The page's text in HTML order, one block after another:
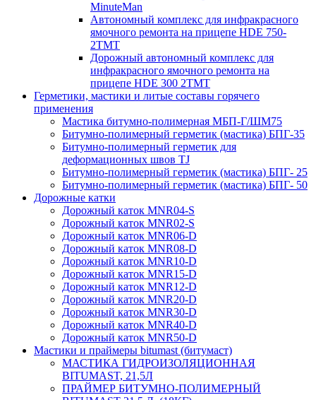
MinuteMan
Автономный комплекс для инфракрасного
ямочного ремонта на прицепе HDE 750-
2TMT
Дорожный автономный комплекс для
инфракрасного ямочного ремонта на
прицепе HDE 300 2TMT
Герметики, мастики и литые составы горячего
применения
Мастика битумно-полимерная МБП-Г/ШМ75
Битумно-полимерный герметик (мастика) БПГ-35
Битумно-полимерный герметик для
деформационных швов TJ
Битумно-полимерный герметик (мастика) БПГ- 25
Битумно-полимерный герметик (мастика) БПГ- 50
Дорожные катки
Дорожный каток MNR04-S
Дорожный каток MNR02-S
Дорожный каток MNR06-D
Дорожный каток MNR08-D
Дорожный каток MNR10-D
Дорожный каток MNR15-D
Дорожный каток MNR12-D
Дорожный каток MNR20-D
Дорожный каток MNR30-D
Дорожный каток MNR40-D
Дорожный каток MNR50-D
Мастики и праймеры bitumast (битумаст)
МАСТИКА ГИДРОИЗОЛЯЦИОННАЯ
BITUMAST, 21,5Л
ПРАЙМЕР БИТУМНО-ПОЛИМЕРНЫЙ